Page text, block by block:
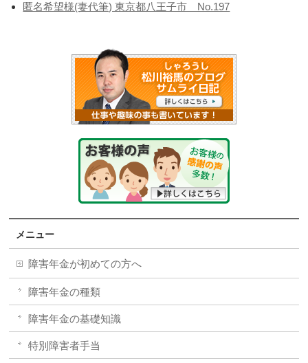
匿名希望様(妻代筆) 東京都八王子市 No.197
メニュー
障害年金が初めての方へ
障害年金の種類
障害年金の基礎知識
特別障害者手当